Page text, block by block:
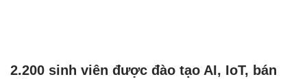
2.200 sinh viên được đào tạo AI, IoT, bán